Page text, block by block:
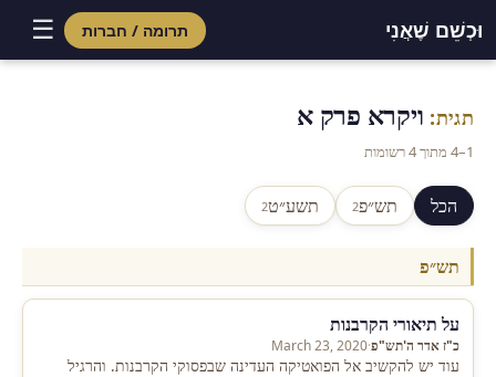
וּכְשֵׁם שֶׁאֲנִי תרומה / חברות ☰
תגית: ויקרא פרק א
1–4 מתוך 4 רשומות
הכל תש״פ2 תשע״ט2
תש״פ
על תיאורי הקרבנות
כ"ז אדר ה'תש"פ·
March 23, 2020
עוד יש להקשיב אל הפואטיקה העדינה שבפסוקי הקרבנות. והרגיל